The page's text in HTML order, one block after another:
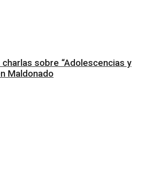
charlas sobre “Adolescencias y
Maldonado